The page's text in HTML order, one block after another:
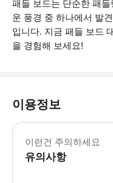
패들 보드는 단순한 패
운 풍경 중 하나에서 발
입니다. 지금 패들 보드
을 경험해 보세요!
이용정보
이런건 주의하세요
유의사항